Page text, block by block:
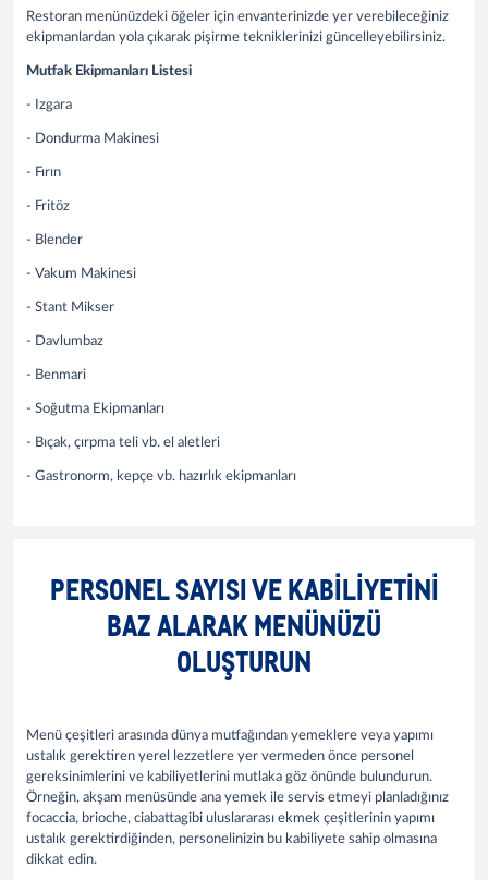
Restoran menünüzdeki öğeler için envanterinizde yer verebileceğiniz
ekipmanlardan yola çıkarak pişirme tekniklerinizi güncelleyebilirsiniz.
Mutfak Ekipmanları Listesi
- Izgara
- Dondurma Makinesi
- Fırın
- Fritöz
- Blender
- Vakum Makinesi
- Stant Mikser
- Davlumbaz
- Benmari
- Soğutma Ekipmanları
- Bıçak, çırpma teli vb. el aletleri
- Gastronorm, kepçe vb. hazırlık ekipmanları
PERSONEL SAYISI VE KABILIYETINI
BAZ ALARAK MENÜNÜZÜ
OLUŞTURUN
Menü çeşitleri arasında dünya mutfağından yemeklere veya yapımı
ustalık gerektiren yerel lezzetlere yer vermeden önce personel
gereksinimlerini ve kabiliyetlerini mutlaka göz önünde bulundurun.
Örneğin, akşam menüsünde ana yemek ile servis etmeyi planladığınız
focaccia, brioche, ciabattagibi uluslararası ekmek çeşitlerinin yapımı
ustalık gerektirdiğinden, personelinizin bu kabiliyete sahip olmasına
dikkat edin.